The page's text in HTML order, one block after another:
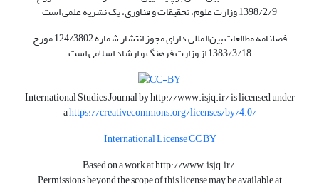
1398/2/9 وزارت علوم، تحقیقات و فناوری، یک نشریه علمی است
فصلنامه مطالعات بین‌المللی دارای مجوز انتشار شماره 124/3802 مورخ
1383/3/18 از وزارت فرهنگ و ارشاد اسلامی است
International Studies Journal byhttp://www.isjq.ir/is licensed under
ahttps://creativecommons.org/licenses/by/4.0/
International License CC BY
Based on a work athttp://www.isjq.ir/.
Permissions beyond the scope of this license may be available at